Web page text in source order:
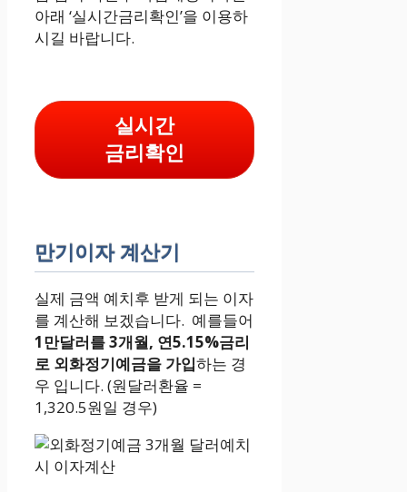
아래 ‘실시간금리확인’을 이용하
시길 바랍니다.
실시간
금리확인
만기이자 계산기
실제 금액 예치후 받게 되는 이자
를 계산해 보겠습니다. 예를들어
1만달러를 3개월, 연5.15%금리
로 외화정기예금을 가입하는 경
우 입니다. (원달러환율 =
1,320.5원일 경우)